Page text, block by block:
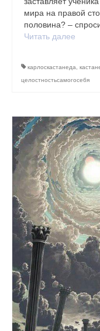
мира на правой
половина? –
Читать далее
карлоскастанеда
целостностьсамогосебя